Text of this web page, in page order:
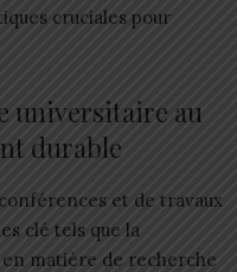
cruciales pour
universitaire au
durable
et de travaux
clé tels que la
matière de recherche